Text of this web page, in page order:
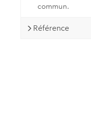
commun.
Référence